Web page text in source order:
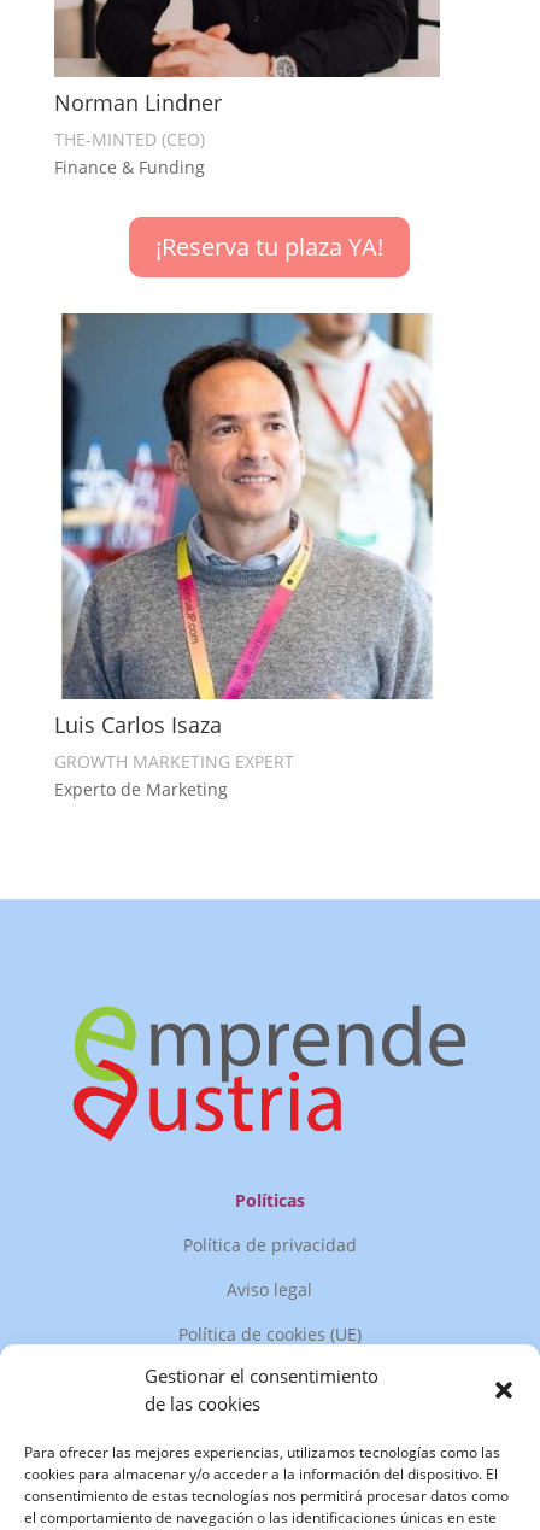
Gestionar el consentimiento
de las cookies
Para ofrecer las mejores experiencias, utilizamos tecnologías como las
cookies para almacenar y/o acceder a la información del dispositivo. El
consentimiento de estas tecnologías nos permitirá procesar datos como
el comportamiento de navegación o las identificaciones únicas en este
Norman Lindner
THE-MINTED (CEO)
Finance & Funding
¡Reserva tu plaza YA!
Luis Carlos Isaza
GROWTH MARKETING EXPERT
Experto de Marketing
Políticas
Política de privacidad
Aviso legal
Política de cookies (UE)
Política de devoluciones y reembolsos
Siguenos en redes sociales